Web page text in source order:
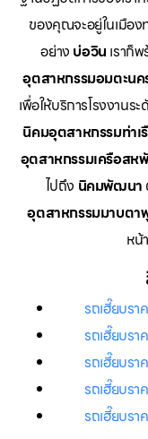
ของคุณจะอยู่ในเมือง
อย่าง บ่อวิน เราก็
อุตสาหกรรมอมตะนค
เพื่อให้บริการโรงงานร
นิคมอุตสาหกรรมท่า
อุตสาหกรรมเครือส
ไปถึง นิคมพัฒนา
อุตสาหกรรมมาบตา
หน้
รถเฮี๊ยบร
รถเฮี๊ยบร
รถเฮี๊ยบร
รถเฮี๊ยบร
รถเฮี๊ยบร